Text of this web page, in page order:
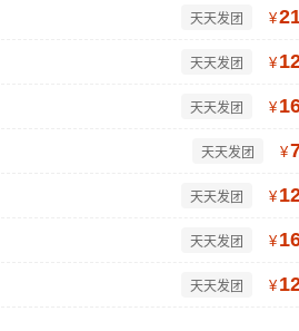
天天发团 ¥
天天发团 ¥
天天发团 ¥
天天发团 ¥
天天发团 ¥
天天发团 ¥
天天发团 ¥